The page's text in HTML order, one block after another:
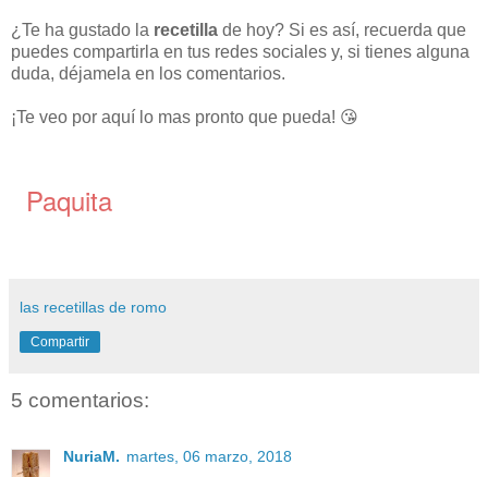
¿Te ha gustado la recetilla de hoy? Si es así, recuerda que
puedes compartirla en tus redes sociales y, si tienes alguna
duda, déjamela en los comentarios.
¡Te veo por aquí lo mas pronto que pueda! 😘
Paquita
las recetillas de romo
Compartir
5 comentarios:
NuriaM. martes, 06 marzo, 2018